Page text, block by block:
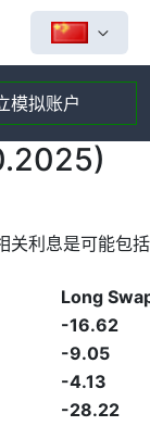
模拟账户
关利息是可能包括
Long
-16.62
-9.05
-4.13
-28.22